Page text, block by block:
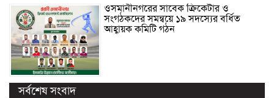
ওসমানীনগরের সাবেক ক্রিকেটার ও
সংগঠকদের সমন্বয়ে ১৯ সদস্যের বর্ধিত
আহ্বায়ক কমিটি গঠন
সর্বশেষ সংবাদ